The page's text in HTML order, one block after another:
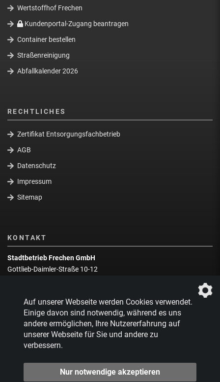
Wertstoffhof Frechen
Kundenportal-Zugang beantragen
Container bestellen
Straßenreinigung
Abfallkalender 2026
RECHTLICHES
Zertifikat Entsorgungsfachbetrieb
AGB
Datenschutz
Impressum
Sitemap
KONTAKT
Stadtbetrieb Frechen GmbH
Gottlieb-Daimler-Straße 10-12
Zentrale:02234 9217-0
Abfallberatung:02234 9217-17
Auf unserer Webseite werden Cookies verwendet.
Einige davon sind notwendig, während es uns
andere ermöglichen, Ihre Nutzererfahrung auf
unserer Webseite für Sie und andere zu
verbessern.
Nur notwendige akzeptieren